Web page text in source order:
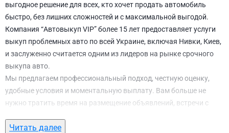
выгодное решение для всех, кто хочет продать автомобиль
быстро, без лишних сложностей и с максимальной выгодой.
Компания “Автовыкуп VIP” более 15 лет предоставляет услуги
выкуп проблемных авто по всей Украине, включая Нивки, Киев,
и заслуженно считается одним из лидеров на рынке срочного
выкупа авто.
Мы предлагаем профессиональный подход, честную оценку,
удобные условия и моментальную выплату. Вам больше не
нужно тратить время на размещение объявлений, встречи с
ожидание. С нами вы можете
Читать далее